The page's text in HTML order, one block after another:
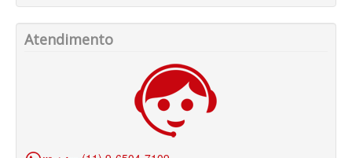
GNDI PLANO DE SAÚDE INFANTIL
KIPP PLANO DE SAÚDE INFANTIL
MEDICAL HEALTH PLANO DE SAÚDE INFANTIL
MED TOUR PLANO DE SAÚDE INFANTIL
PLENA PLANO DE SAÚDE INFANTIL
Atendimento